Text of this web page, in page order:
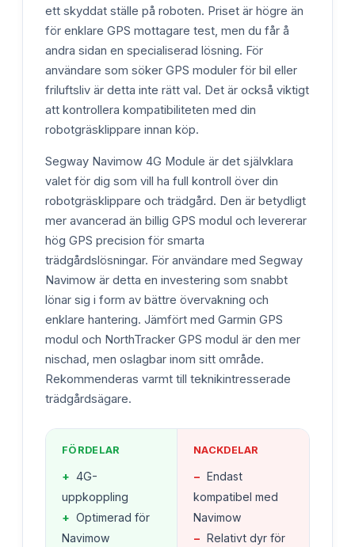
ett skyddat ställe på roboten. Priset är högre än
för enklare GPS mottagare test, men du får å
andra sidan en specialiserad lösning. För
användare som söker GPS moduler för bil eller
friluftsliv är detta inte rätt val. Det är också viktigt
att kontrollera kompatibiliteten med din
robotgräsklippare innan köp.
Segway Navimow 4G Module är det självklara
valet för dig som vill ha full kontroll över din
robotgräsklippare och trädgård. Den är betydligt
mer avancerad än billig GPS modul och levererar
hög GPS precision för smarta
trädgårdslösningar. För användare med Segway
Navimow är detta en investering som snabbt
lönar sig i form av bättre övervakning och
enklare hantering. Jämfört med Garmin GPS
modul och NorthTracker GPS modul är den mer
nischad, men oslagbar inom sitt område.
Rekommenderas varmt till teknikintresserade
trädgårdsägare.
FÖRDELAR
+ 4G-
uppkoppling
+ Optimerad för
Navimow
NACKDELAR
− Endast
kompatibel med
Navimow
− Relativt dyr för